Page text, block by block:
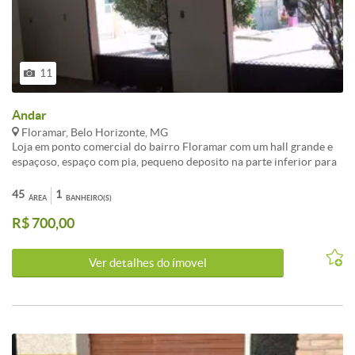
11
Andar
Floramar, Belo Horizonte, MG
Loja em ponto comercial do bairro Floramar com um hall grande e
espaçoso, espaço com pia, pequeno deposito na parte inferior para
restaurantes, padarias, praças, escolas, pontos de ônibus, metrô,
igrejas e comércio em geral. <br /><br />caso tenha interesse ligue:
[TELEFONE] ou entre em contato pelo whatsapp [TELEFONE].
ÁREA
45 BANHEIRO(S)
1
R$ 700,00
Ver detalhes do ímovel